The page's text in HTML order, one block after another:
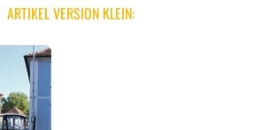
ARTIKEL VERSION KLEIN: